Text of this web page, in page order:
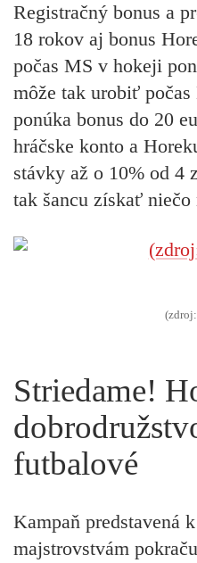
Registračný bonus a
18 rokov aj bonus
počas MS v hokeji
môže tak urobiť
ponúka bonus do 20
hráčske konto a
stávky až o 10% od 4
tak šancu získať niečo
Striedame!
futbalové
Kampaň predstavená
majstrovstvám